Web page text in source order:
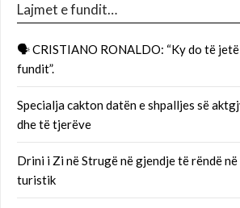
Lajmet e fundit…
🗣 CRISTIANO RONALDO: “Ky do të
fundit”.
Specialja cakton datën e shpalljes së
dhe të tjerëve
Drini i Zi në Strugë në gjendje të rëndë
turistik